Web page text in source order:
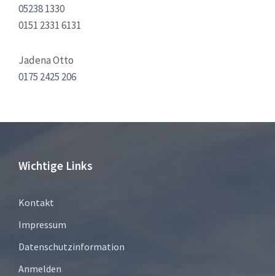
05238 1330
0151 2331 6131
Jadena Otto
0175 2425 206
Wichtige Links
Kontakt
Impressum
Datenschutzinformation
Anmelden